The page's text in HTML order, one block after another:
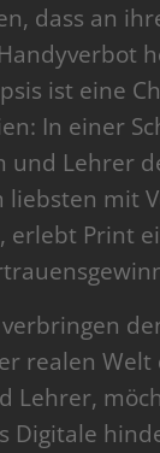
dass an
ist eine
In einer
und Lehrer
liebsten mit
erlebt Print
realen Welt
Lehrer,
Digitale